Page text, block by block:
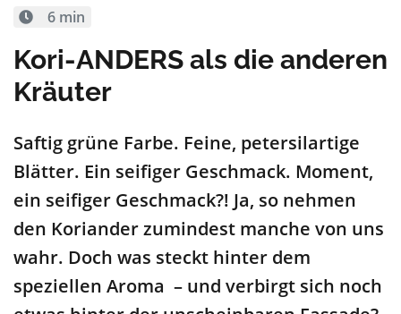
6 min
Kori-ANDERS als die anderen
Kräuter
Saftig grüne Farbe. Feine, petersilartige
Blätter. Ein seifiger Geschmack. Moment,
ein seifiger Geschmack?! Ja, so nehmen
den Koriander zumindest manche von uns
wahr. Doch was steckt hinter dem
speziellen Aroma – und verbirgt sich noch